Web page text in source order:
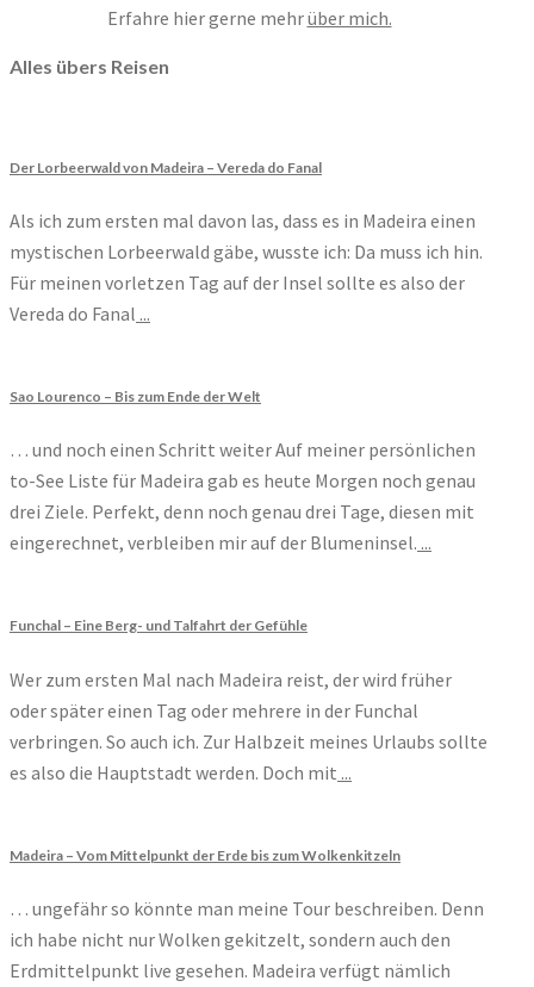
Erfahre hier gerne mehrüber mich.
Alles übers Reisen
Der Lorbeerwald von Madeira – Vereda do Fanal
Als ich zum ersten mal davon las, dass es in Madeira einen
mystischen Lorbeerwald gäbe, wusste ich: Da muss ich hin.
Für meinen vorletzen Tag auf der Insel sollte es also der
Vereda do Fanal ...
Sao Lourenco – Bis zum Ende der Welt
… und noch einen Schritt weiter Auf meiner persönlichen
to-See Liste für Madeira gab es heute Morgen noch genau
drei Ziele. Perfekt, denn noch genau drei Tage, diesen mit
eingerechnet, verbleiben mir auf der Blumeninsel. ...
Funchal – Eine Berg- und Talfahrt der Gefühle
Wer zum ersten Mal nach Madeira reist, der wird früher
oder später einen Tag oder mehrere in der Funchal
verbringen. So auch ich. Zur Halbzeit meines Urlaubs sollte
es also die Hauptstadt werden. Doch mit ...
Madeira – Vom Mittelpunkt der Erde bis zum Wolkenkitzeln
… ungefähr so könnte man meine Tour beschreiben. Denn
ich habe nicht nur Wolken gekitzelt, sondern auch den
Erdmittelpunkt live gesehen. Madeira verfügt nämlich